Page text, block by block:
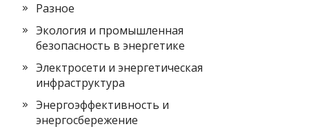
Разное
Экология и промышленная
безопасность в энергетике
Электросети и энергетическая
инфраструктура
Энергоэффективность и
энергосбережение